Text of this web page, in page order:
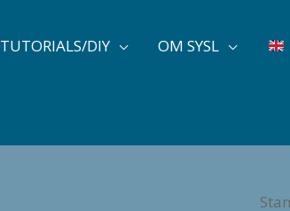
TUTORIALS/DIY OM SYSL